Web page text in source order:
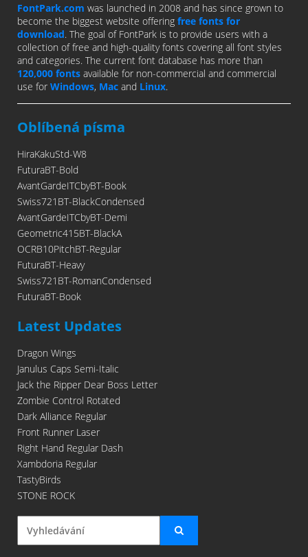
FontPark.com was launched in 2008 and has since grown to
become the biggest website offering free fonts for
download. The goal of FontPark is to provide users with a
collection of free and high-quality fonts covering all font styles
and categories. The current font database has more than
120,000 fonts available for non-commercial and commercial
use for Windows, Mac and Linux.
Oblíbená písma
HiraKakuStd-W8
FuturaBT-Bold
AvantGardeITCbyBT-Book
Swiss721BT-BlackCondensed
AvantGardeITCbyBT-Demi
Geometric415BT-BlackA
OCRB10PitchBT-Regular
FuturaBT-Heavy
Swiss721BT-RomanCondensed
FuturaBT-Book
Latest Updates
Dragon Wings
Janulus Caps Semi-Italic
Jack the Ripper Dear Boss Letter
Zombie Control Rotated
Dark Alliance Regular
Front Runner Laser
Right Hand Regular Dash
Xambdoria Regular
TastyBirds
STONE ROCK